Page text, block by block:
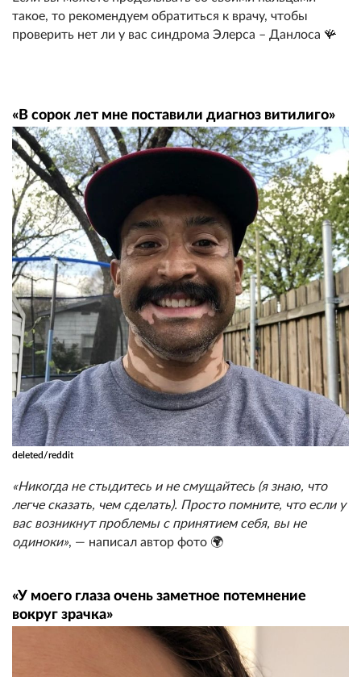
такое, то рекомендуем обратиться к врачу, чтобы
проверить нет ли у вас синдрома Элерса – Данлоса 🪸
«В сорок лет мне поставили диагноз витилиго»
deleted/reddit
«Никогда не стыдитесь и не смущайтесь (я знаю, что
легче сказать, чем сделать). Просто помните, что если у
вас возникнут проблемы с принятием себя, вы не
одиноки», — написал автор фото 🌍
«У моего глаза очень заметное потемнение
вокруг зрачка»